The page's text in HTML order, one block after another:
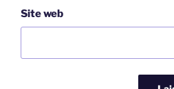
Site web